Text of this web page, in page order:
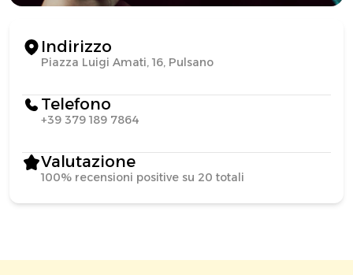
Indirizzo
Piazza Luigi Amati, 16, Pulsano
Telefono
+39 379 189 7864
Valutazione
100% recensioni positive su 20 totali